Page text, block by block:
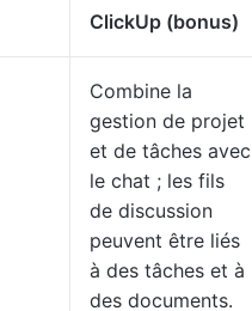
ClickUp (bonus)
Combine la
gestion de projet
et de tâches avec
le chat ; les fils
de discussion
peuvent être liés
à des tâches et à
des documents.